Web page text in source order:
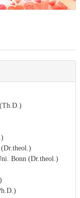
Bonn (Dr.theol.)